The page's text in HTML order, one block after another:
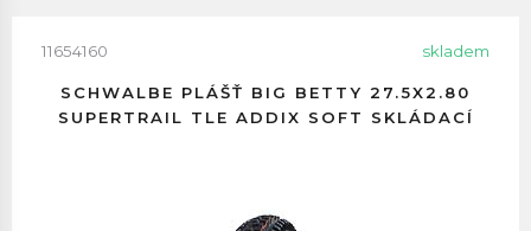
11654160 skladem
SCHWALBE PLÁŠŤ BIG BETTY 27.5X2.80
SUPERTRAIL TLE ADDIX SOFT SKLÁDACÍ